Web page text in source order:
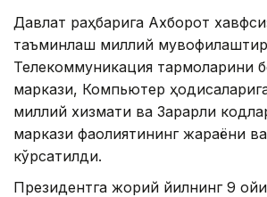
Давлат раҳбарига Ахборот
таъминлаш миллий
Телекоммуникация тармоқларини
маркази, Компьютер
миллий хизмати ва Зарарли
маркази фаолиятининг жараёни
кўрсатилди.
Президентга жорий йилнинг 9